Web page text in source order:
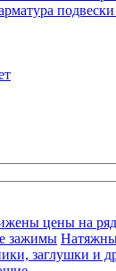
подвески
цены на